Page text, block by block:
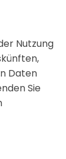
Nutzung
Daten
Sie